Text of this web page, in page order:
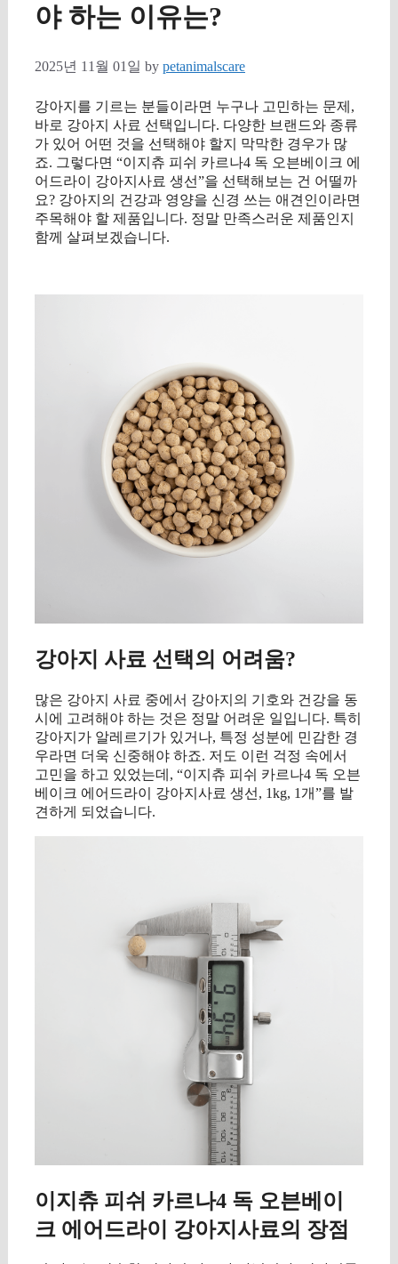
야 하는 이유는?
2025년 11월 01일 by petanimalscare
강아지를 기르는 분들이라면 누구나 고민하는 문제,
바로 강아지 사료 선택입니다. 다양한 브랜드와 종류
가 있어 어떤 것을 선택해야 할지 막막한 경우가 많
죠. 그렇다면 “이지츄 피쉬 카르나4 독 오븐베이크 에
어드라이 강아지사료 생선”을 선택해보는 건 어떨까
요? 강아지의 건강과 영양을 신경 쓰는 애견인이라면
주목해야 할 제품입니다. 정말 만족스러운 제품인지
함께 살펴보겠습니다.
강아지 사료 선택의 어려움?
많은 강아지 사료 중에서 강아지의 기호와 건강을 동
시에 고려해야 하는 것은 정말 어려운 일입니다. 특히
강아지가 알레르기가 있거나, 특정 성분에 민감한 경
우라면 더욱 신중해야 하죠. 저도 이런 걱정 속에서
고민을 하고 있었는데, “이지츄 피쉬 카르나4 독 오븐
베이크 에어드라이 강아지사료 생선, 1kg, 1개”를 발
견하게 되었습니다.
이지츄 피쉬 카르나4 독 오븐베이
크 에어드라이 강아지사료의 장점